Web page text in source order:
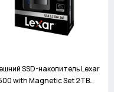
SSD-накопитель Lexar
with Magnetic Set 2TB